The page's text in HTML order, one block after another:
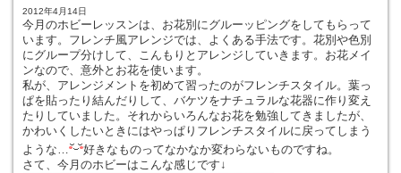
2012年4月14日
今月のホビーレッスンは、お花別にグルーッピングをしてもらって
います。フレンチ風アレンジでは、よくある手法です。花別や色別
にグループ分けして、こんもりとアレンジしていきます。お花メイ
ンなので、意外とお花を使います。
私が、アレンジメントを初めて習ったのがフレンチスタイル。葉っ
ぱを貼ったり結んだりして、バケツをナチュラルな花器に作り変え
たりしていました。それからいろんなお花を勉強してきましたが、
かわいくしたいときにはやっぱりフレンチスタイルに戻ってしまう
ような…
好きなものってなかなか変わらないものですね。
さて、今月のホビーはこんな感じです↓